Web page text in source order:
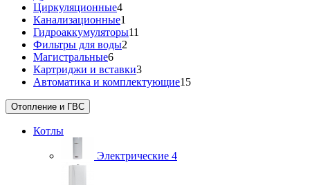
Циркуляционные4
Канализационные1
Гидроаккумуляторы11
Фильтры для воды2
Магистральные6
Картриджи и вставки3
Автоматика и комплектующие15
Отопление и ГВС
Котлы
Электрические 4